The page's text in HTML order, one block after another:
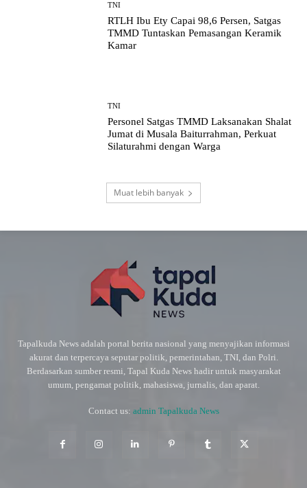
TNI
RTLH Ibu Ety Capai 98,6 Persen, Satgas
TMMD Tuntaskan Pemasangan Keramik
Kamar
TNI
Personel Satgas TMMD Laksanakan Shalat
Jumat di Musala Baiturrahman, Perkuat
Silaturahmi dengan Warga
Muat lebih banyak
Tapalkuda News adalah portal berita nasional yang menyajikan informasi
akurat dan terpercaya seputar politik, pemerintahan, TNI, dan Polri.
Berdasarkan sumber resmi, Tapal Kuda News hadir untuk masyarakat
umum, pengamat politik, mahasiswa, jurnalis, dan aparat.
Contact us: admin Tapalkuda News